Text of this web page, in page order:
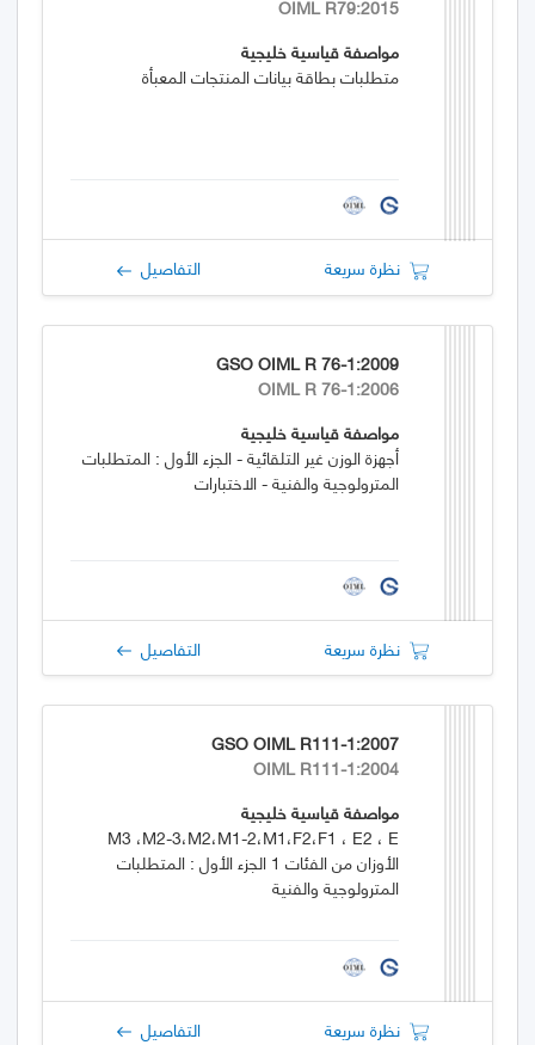
OIML R79:2015
مواصفة قياسية خليجية
متطلبات بطاقة بيانات المنتجات المعبأة
نظرة سريعة التفاصيل
GSO OIML R 76-1:2009
OIML R 76-1:2006
مواصفة قياسية خليجية
أجهزة الوزن غير التلقائية - الجزء الأول : المتطلبات
المترولوجية والفنية - الاختبارات
نظرة سريعة التفاصيل
GSO OIML R111-1:2007
OIML R111-1:2004
مواصفة قياسية خليجية
M3 ،M2-3،M2،M1-2،M1،F2،F1 ، E2 ، E
الأوزان من الفئات 1 الجزء الأول : المتطلبات
المترولوجية والفنية
نظرة سريعة التفاصيل